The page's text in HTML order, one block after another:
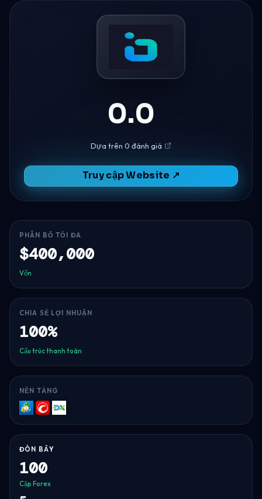
0.0
Dựa trên 0 đánh giá
Truy cập Website ↗
PHÂN BỔ TỐI ĐA
$400,000
Vốn
CHIA SẺ LỢI NHUẬN
100%
Cấu trúc thanh toán
NỀN TẢNG
MT5cTraderDXtrade
ĐÒN BẨY
100
Cặp Forex